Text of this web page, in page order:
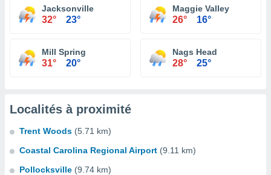
Jacksonville
32° 23°
Maggie Valley
26° 16°
Mill Spring
31° 20°
Nags Head
28° 25°
Localités à proximité
Trent Woods (5.71 km)
Coastal Carolina Regional Airport (9.11 km)
Pollocksville (9.74 km)